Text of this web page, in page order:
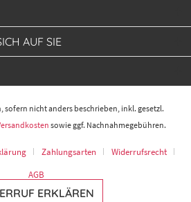
AUF SIE
sofern nicht anders beschrieben, inkl. gesetzl.
sowie ggf. Nachnahmegebühren.
Zahlungsarten
Widerrufsrecht
AGB
ERKLÄREN